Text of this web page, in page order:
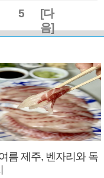
5
[다
음]
름 제주, 벤자리와 독